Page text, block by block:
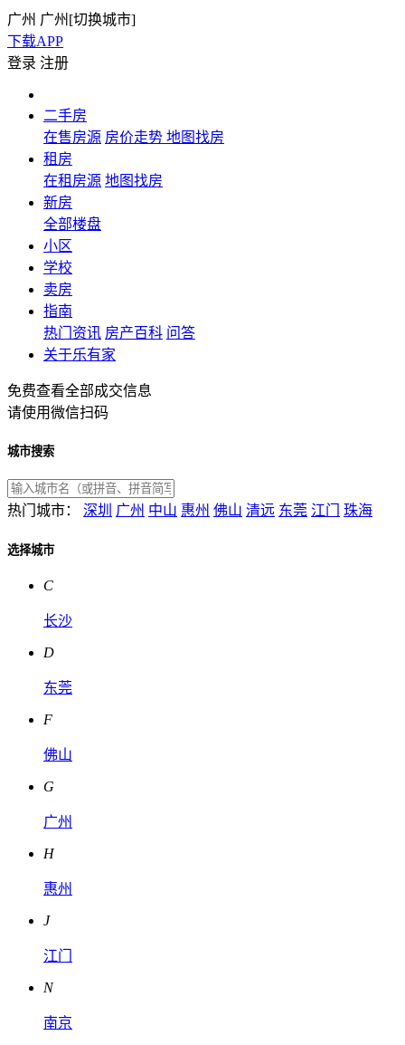
广州 广州[切换城市]
下载APP
登录 注册
二手房
在售房源 房价走势 地图找房
租房
在租房源 地图找房
新房
全部楼盘
小区
学校
卖房
指南
热门资讯 房产百科 问答
关于乐有家
免费查看全部成交信息
请使用微信扫码
城市搜索
热门城市： 深圳 广州 中山 惠州 佛山 清远 东莞 江门 珠海
选择城市
C
长沙
D
东莞
F
佛山
G
广州
H
惠州
J
江门
N
南京